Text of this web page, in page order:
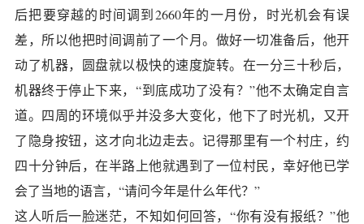
后把要穿越的时间调到2660年的一月份，时光机会有误
差，所以他把时间调前了一个月。做好一切准备后，他开
动了机器，圆盘就以极快的速度旋转。在一分三十秒后，
机器终于停止下来，“到底成功了没有？”他不太确定自言
道。四周的环境似乎并没多大变化，他下了时光机，又开
了隐身按钮，这才向北边走去。记得那里有一个村庄，约
四十分钟后，在半路上他就遇到了一位村民，幸好他已学
会了当地的语言，“请问今年是什么年代？”
这人听后一脸迷茫，不知如何回答，“你有没有报纸？”他